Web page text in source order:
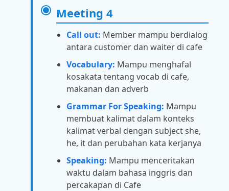
Meeting 4
Call out: Member mampu berdialog
antara customer dan waiter di cafe
Vocabulary: Mampu menghafal
kosakata tentang vocab di cafe,
makanan dan adverb
Grammar For Speaking: Mampu
membuat kalimat dalam konteks
kalimat verbal dengan subject she,
he, it dan perubahan kata kerjanya
Speaking: Mampu menceritakan
waktu dalam bahasa inggris dan
percakapan di Cafe